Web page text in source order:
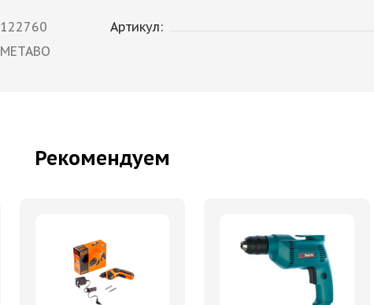
122760
METABO
Артикул:
Рекомендуем